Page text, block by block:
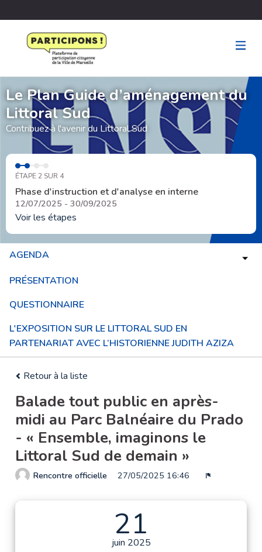
Le Plan Guide d’aménagement du
Littoral Sud
Contribuez à l'avenir du Littoral Sud
ÉTAPE 2 SUR 4
Phase d'instruction et d'analyse en interne
12/07/2025 - 30/09/2025
Voir les étapes
AGENDA
PRÉSENTATION
QUESTIONNAIRE
L'EXPOSITION SUR LE LITTORAL SUD EN
PARTENARIAT AVEC L’HISTORIENNE JUDITH AZIZA
Retour à la liste
Balade tout public en après-
midi au Parc Balnéaire du Prado
- « Ensemble, imaginons le
Littoral Sud de demain »
Rencontre officielle 27/05/2025 16:46
21
juin 2025